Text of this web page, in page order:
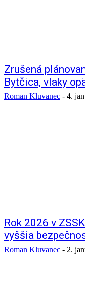
Zrušená
Bytčica, vlaky
Roman Kluvanec - 4.
Rok 2026 v
vyššia
Roman Kluvanec - 2.